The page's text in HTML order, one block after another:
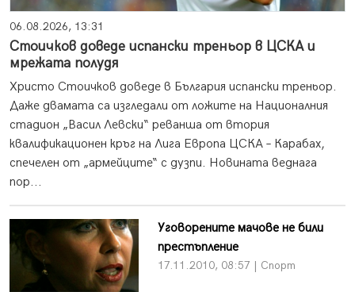
06.08.2026, 13:31
Стоичков доведе испански треньор в ЦСКА и
мрежата полудя
Христо Стоичков доведе в България испански треньор.
Даже двамата са изгледали от ложите на Националния
стадион „Васил Левски“ реванша от втория
квалификационен кръг на Лига Европа ЦСКА – Карабах,
спечелен от „армейците“ с дузпи. Новината веднага
пор...
Уговорените мачове не били
престъпление
17.11.2010, 08:57 | Спорт